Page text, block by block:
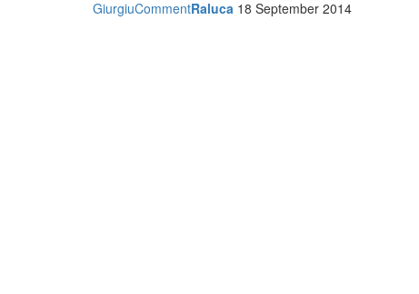
GiurgiuCommentRaluca 18 September 2014